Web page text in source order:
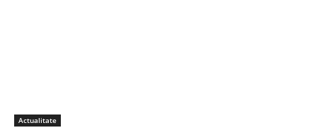
Actualitate